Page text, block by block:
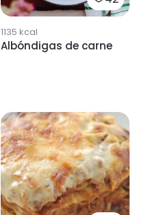
1135 kcal
Albóndigas de carne